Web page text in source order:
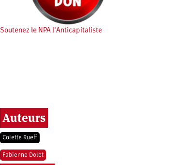
Soutenez le NPA l'Anticapitaliste
Auteurs
Colette Rueff
Fabienne Dolet